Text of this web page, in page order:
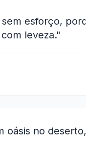
esforço,
leveza."
oásis no